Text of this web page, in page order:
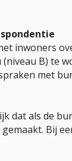
inwoners
B) te
met
dat als de
Bij